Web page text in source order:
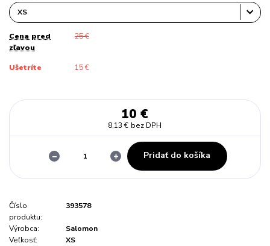
Cena pred
zľavou
25 €
Ušetríte 15 €
10 €
8,13 € bez DPH
Pridať do košíka
Číslo
produktu:
393578
Výrobca:
Salomon
Veľkosť:
XS